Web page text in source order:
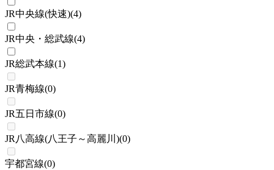
JR中央線(快速)(4)
JR中央・総武線(4)
JR総武本線(1)
JR青梅線(0)
JR五日市線(0)
JR八高線(八王子～高麗川)(0)
宇都宮線(0)